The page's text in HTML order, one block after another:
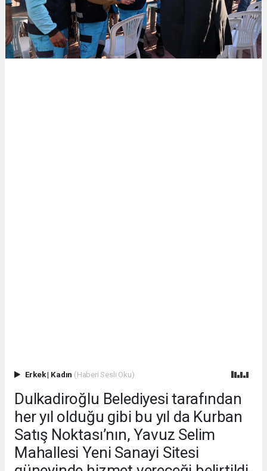
Erkek| Kadın (Haberi Sesli Oku)
Dulkadiroğlu Belediyesi tarafından
her yıl olduğu gibi bu yıl da Kurban
Satış Noktası’nın, Yavuz Selim
Mahallesi Yeni Sanayi Sitesi